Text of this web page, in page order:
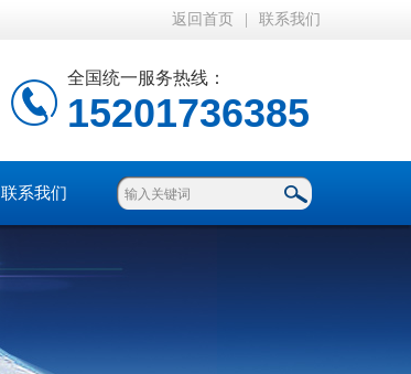
返回首页 联系我们
全国统一服务热线：
15201736385
联系我们